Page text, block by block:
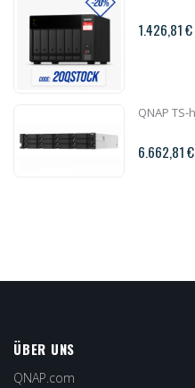
1.426,81 €
6.662,81 €
ÜBER UNS
QNAP.com